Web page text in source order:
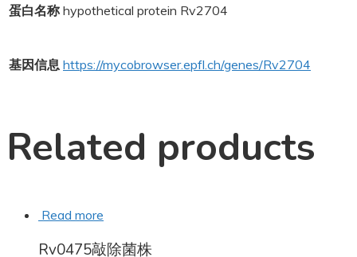
蛋白名称 hypothetical protein Rv2704
基因信息 https://mycobrowser.epfl.ch/genes/Rv2704
Related products
Read more
Rv0475敲除菌株